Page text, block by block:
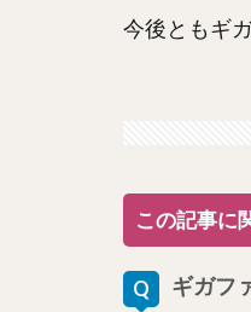
今後ともギ
この記事に
ギガフ